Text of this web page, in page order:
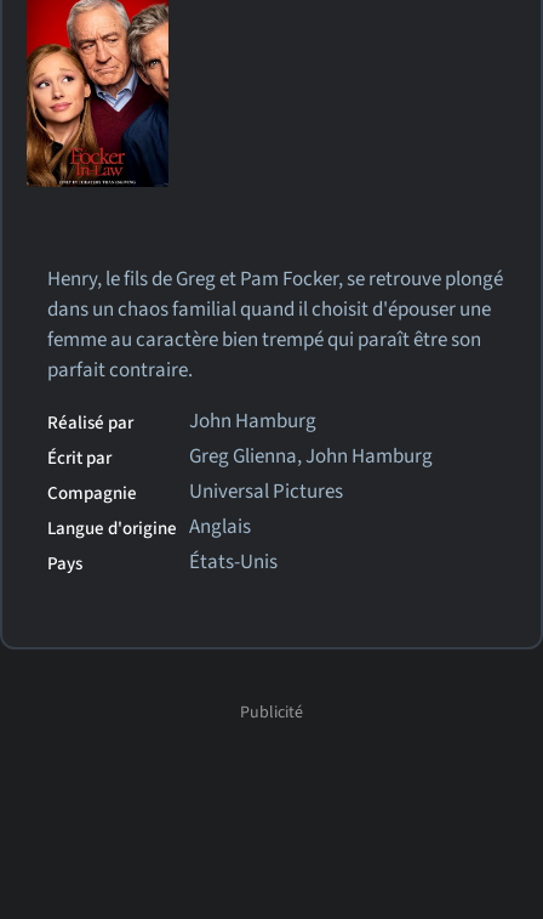
Henry, le fils de Greg et Pam Focker, se retrouve plongé
dans un chaos familial quand il choisit d'épouser une
femme au caractère bien trempé qui paraît être son
parfait contraire.
Réalisé par John Hamburg
Écrit par Greg Glienna, John Hamburg
Compagnie Universal Pictures
Langue d'origine Anglais
Pays États-Unis